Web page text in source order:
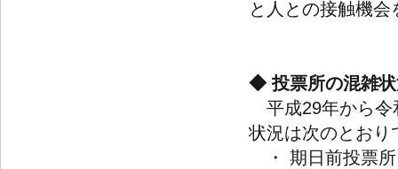
と人との接触機
◆ 投票所の混雑
平成29年から令
状況は次のとおり
・ 期日前投票所